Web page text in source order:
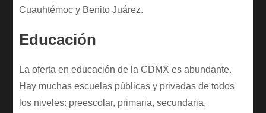
Cuauhtémoc y Benito Juárez.
Educación
La oferta en educación de la CDMX es abundante.
Hay muchas escuelas públicas y privadas de todos
los niveles: preescolar, primaria, secundaria,